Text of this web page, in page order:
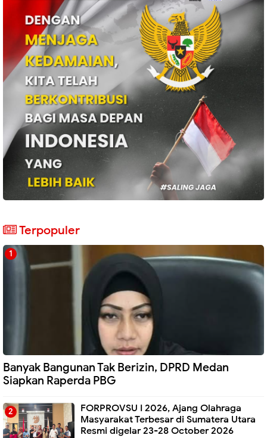
Terpopuler
Banyak Bangunan Tak Berizin, DPRD Medan
Siapkan Raperda PBG
FORPROVSU I 2026, Ajang Olahraga
Masyarakat Terbesar di Sumatera Utara
Resmi digelar 23-28 October 2026